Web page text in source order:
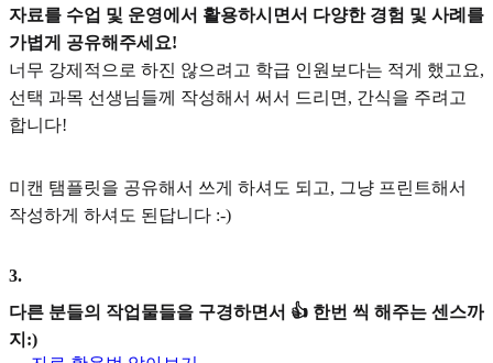
자료를 수업 및 운영에서 활용하시면서 다양한 경험 및 사례를
가볍게 공유해주세요!
너무 강제적으로 하진 않으려고 학급 인원보다는 적게 했고요,
선택 과목 선생님들께 작성해서 써서 드리면, 간식을 주려고
합니다!
미캔 탬플릿을 공유해서 쓰게 하셔도 되고, 그냥 프린트해서
작성하게 하셔도 된답니다 :-)
3.
다른 분들의 작업물들을 구경하면서 👍 한번 씩 해주는 센스까
지:)